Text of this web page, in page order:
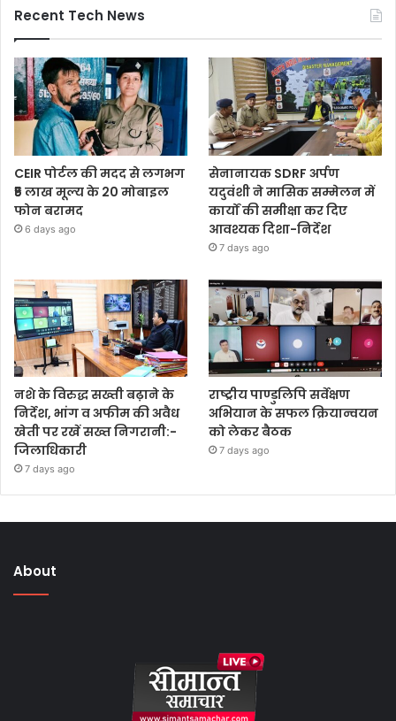
Recent Tech News
CEIR पोर्टल की मदद से लगभग
₹5 लाख मूल्य के 20 मोबाइल
फोन बरामद
6 days ago
सेनानायक SDRF अर्पण
यदुवंशी ने मासिक सम्मेलन में
कार्यों की समीक्षा कर दिए
आवश्यक दिशा-निर्देश
7 days ago
नशे के विरुद्ध सख्ती बढ़ाने के
निर्देश, भांग व अफीम की अवैध
खेती पर रखें सख्त निगरानी:-
जिलाधिकारी
7 days ago
राष्ट्रीय पाण्डुलिपि सर्वेक्षण
अभियान के सफल क्रियान्वयन
को लेकर बैठक
7 days ago
About